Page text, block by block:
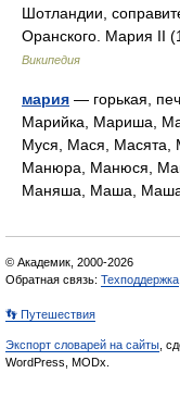
Шотландии,
Оранского. Мария II
Википедия
мария — горькая,
Марийка, Мариша,
Муся, Мася,
Манюра, Манюся,
Маняша, Маша,
© Академик, 2000-2026
Обратная связь: Техподдержка
👣 Путешествия
Экспорт словарей на сайты ,
WordPress, MODx.